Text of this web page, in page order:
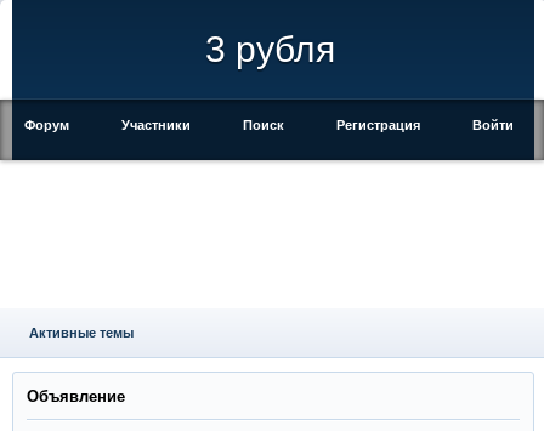
3 рубля
Форум Участники Поиск Регистрация Войти
Активные темы
Объявление